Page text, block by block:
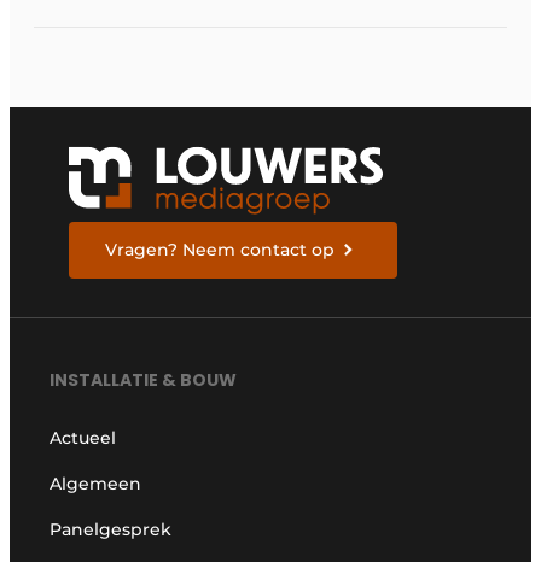
Vragen? Neem contact op
INSTALLATIE & BOUW
Actueel
Algemeen
Panelgesprek